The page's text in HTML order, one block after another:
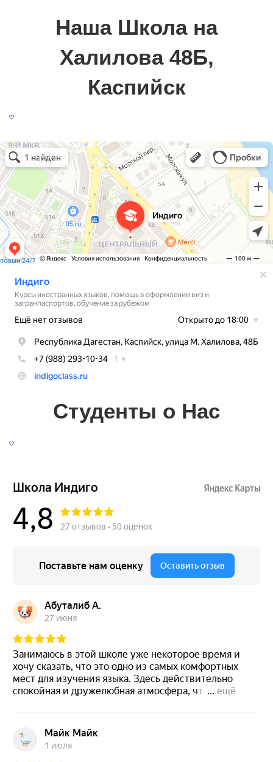
Наша Школа на
Халилова 48Б,
Каспийск
Индиго
Курсы иностранных языков в Каспийске
Помощь в оформлении виз и загранпаспортов в Каспийске
Студенты о Нас